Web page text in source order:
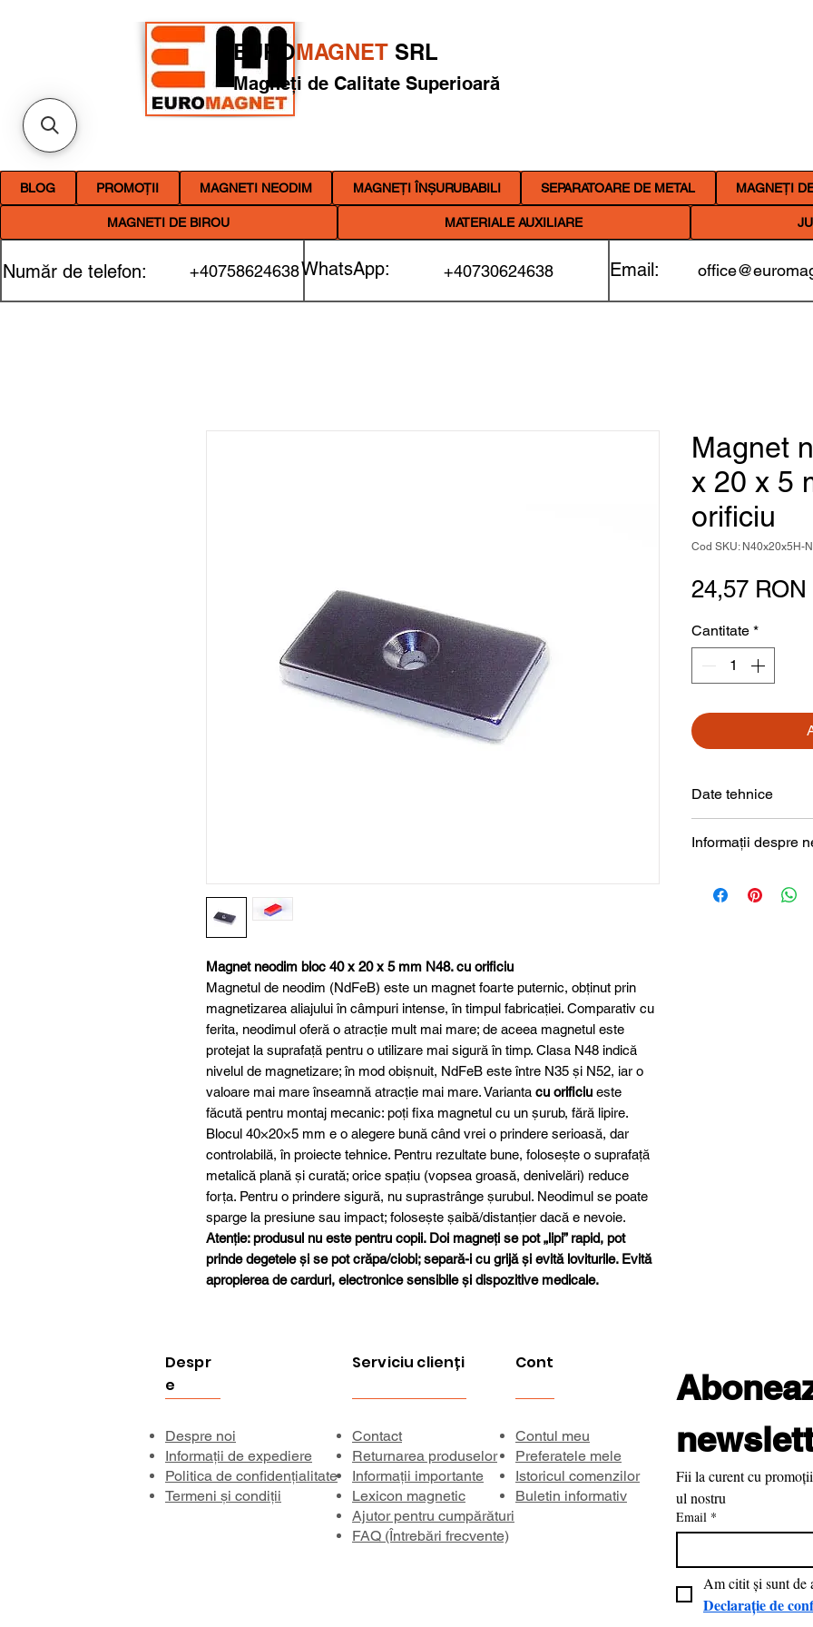
EUROMAGNET SRL
Magneți de Calitate Superioară
BLOG PROMOȚII MAGNETI NEODIM MAGNEȚI ÎNȘURUBABILI SEPARATOARE DE METAL MAGNEȚI
MAGNETI DE BIROU MATERIALE AUXILIARE
Număr de telefon: +40758624638WhatsApp: +40730624638 Email:
Magnet neodim bloc 40 x 20 x 5 mm N48. cu orificiu
Magnetul de neodim (NdFeB) este un magnet foarte puternic, obținut prin
magnetizarea aliajului în câmpuri intense, în timpul fabricației. Comparativ cu
ferita, neodimul oferă o atracție mult mai mare; de aceea magnetul este
protejat la suprafață pentru o utilizare mai sigură în timp. Clasa N48 indică
nivelul de magnetizare; în mod obișnuit, NdFeB este între N35 și N52, iar o
valoare mai mare înseamnă atracție mai mare. Varianta cu orificiu este
făcută pentru montaj mecanic: poți fixa magnetul cu un șurub, fără lipire.
Blocul 40×20×5 mm e o alegere bună când vrei o prindere serioasă, dar
controlabilă, în proiecte tehnice. Pentru rezultate bune, folosește o suprafață
metalică plană și curată; orice spațiu (vopsea groasă, denivelări) reduce
forța. Pentru o prindere sigură, nu suprastrânge șurubul. Neodimul se poate
sparge la presiune sau impact; folosește șaibă/distanțier dacă e nevoie.
Atenție: produsul nu este pentru copii. Doi magneți se pot „lipi” rapid, pot
prinde degetele și se pot crăpa/ciobi; separă-i cu grijă și evită loviturile. Evită
apropierea de carduri, electronice sensibile și dispozitive medicale.
Magnet
x 20 x 5
orificiu
Cod SKU: N40x20x5H-
24,57 RON
Cantitate *
Date tehnice
Formă
Greutate
Forță de
Temperatură
de lucru
Inducție
Informații despre
Despr
e
Despre noi
Informații de expediere
Politica de confidențialitate
Termeni și condiții
Serviciu clienți
Contact
Returnarea produselor
Informații importante
Lexicon magnetic
Ajutor pentru cumpărături
FAQ (Întrebări frecvente)
Cont
Contul meu
Preferatele mele
Istoricul comenzilor
Buletin informativ
Fii la curent cu
ul nostru
Email *
Declarație de